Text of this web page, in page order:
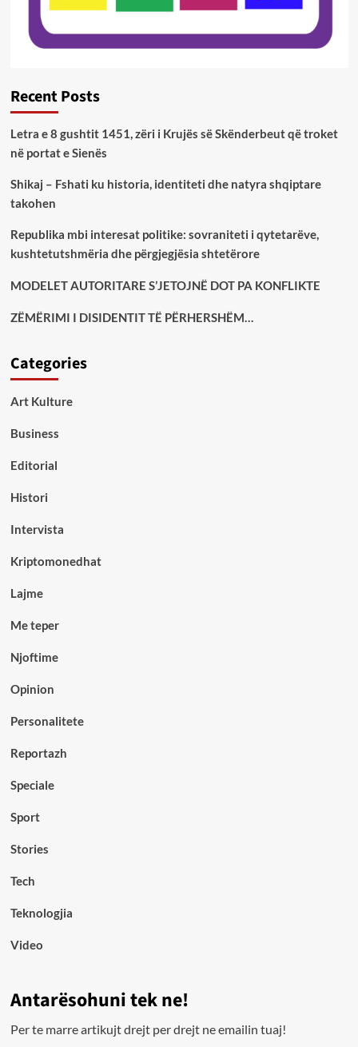
Recent Posts
Letra e 8 gushtit 1451, zëri i Krujës së Skënderbeut që troket
në portat e Sienës
Shikaj – Fshati ku historia, identiteti dhe natyra shqiptare
takohen
Republika mbi interesat politike: sovraniteti i qytetarëve,
kushtetutshmëria dhe përgjegjësia shtetërore
MODELET AUTORITARE S’JETOJNË DOT PA KONFLIKTE
ZËMËRIMI I DISIDENTIT TË PËRHERSHËM…
Categories
Art Kulture
Business
Editorial
Histori
Intervista
Kriptomonedhat
Lajme
Me teper
Njoftime
Opinion
Personalitete
Reportazh
Speciale
Sport
Stories
Tech
Teknologjia
Video
Antarësohuni tek ne!
Per te marre artikujt drejt per drejt ne emailin tuaj!